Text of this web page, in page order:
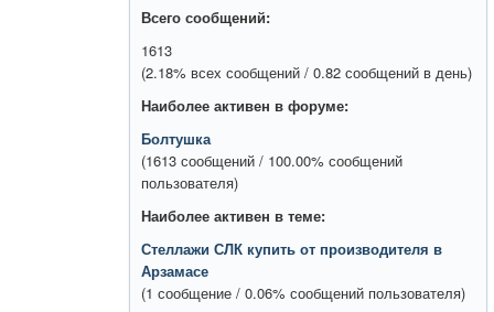
Всего сообщений:
1613
(2.18% всех сообщений / 0.82 сообщений в день)
Наиболее активен в форуме:
Болтушка
(1613 сообщений / 100.00% сообщений
пользователя)
Наиболее активен в теме:
Стеллажи СЛК купить от производителя в
Арзамасе
(1 сообщение / 0.06% сообщений пользователя)